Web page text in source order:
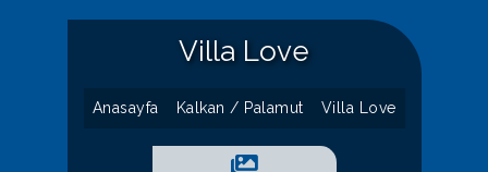
Fırsatlar
Villa Love
Anasayfa Kalkan / Palamut Villa Love